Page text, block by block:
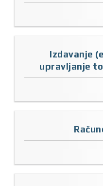
Izdavanje
upravljanje